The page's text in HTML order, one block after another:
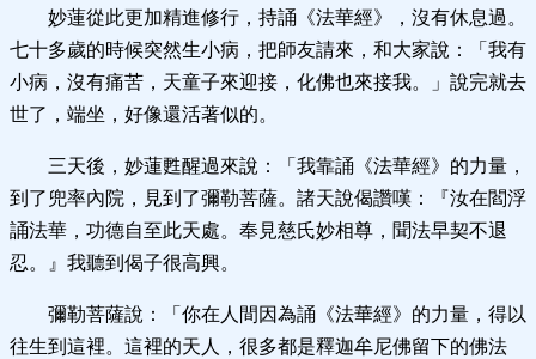
妙蓮從此更加精進修行，持誦《法華經》，沒有休息過。
七十多歲的時候突然生小病，把師友請來，和大家說：「我有
小病，沒有痛苦，天童子來迎接，化佛也來接我。」說完就去
世了，端坐，好像還活著似的。
三天後，妙蓮甦醒過來說：「我靠誦《法華經》的力量，
到了兜率內院，見到了彌勒菩薩。諸天說偈讚嘆：『汝在閻浮
誦法華，功德自至此天處。奉見慈氏妙相尊，聞法早契不退
忍。』我聽到偈子很高興。
彌勒菩薩說：「你在人間因為誦《法華經》的力量，得以
往生到這裡。這裡的天人，很多都是釋迦牟尼佛留下的佛法